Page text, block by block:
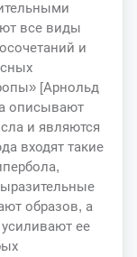
все виды
и
[Арнольд
описывают
и являются
входят такие
образов, а
ее